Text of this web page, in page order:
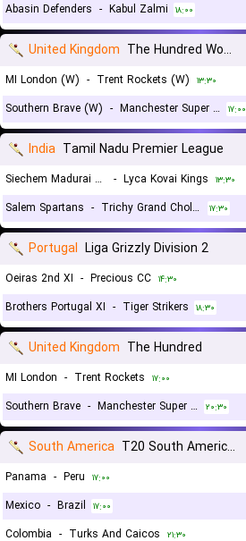
Abasin Defenders - Kabul Zalmi ۱۸:۰۰
United Kingdom The Hundred Women
MI London (W) - Trent Rockets (W) ۱۳:۳۰
Southern Brave (W) - Manchester Super Giants (W) ۱۷:۰۰
India Tamil Nadu Premier League
Siechem Madurai Panthers - Lyca Kovai Kings ۱۳:۳۰
Salem Spartans - Trichy Grand Cholas ۱۷:۳۰
Portugal Liga Grizzly Division 2
Oeiras 2nd XI - Precious CC ۱۴:۳۰
Brothers Portugal XI - Tiger Strikers ۱۸:۳۰
United Kingdom The Hundred
MI London - Trent Rockets ۱۷:۰۰
Southern Brave - Manchester Super Giants ۲۰:۳۰
South America T20 South American Championship
Panama - Peru ۱۷:۰۰
Mexico - Brazil ۱۷:۰۰
Colombia - Turks And Caicos ۲۱:۳۰